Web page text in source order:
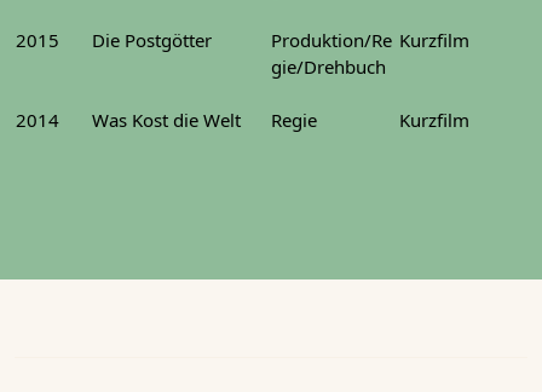
2015 Die Postgötter
Produktion/Re
gie/Drehbuch
Kurzfilm
2014 Was Kost die Welt Regie Kurzfilm